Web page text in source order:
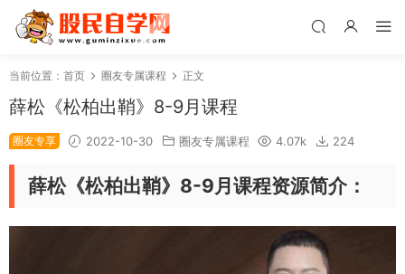
当前位置： 首页 圈友专属课程 正文
薛松《松柏出鞘》8-9月课程
圈友专享 2022-10-30 圈友专属课程 4.07k 224
薛松《松柏出鞘》8-9月课程资源简介：